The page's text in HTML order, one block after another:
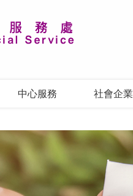
中心服務 社會企業